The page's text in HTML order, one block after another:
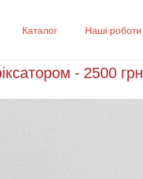
Каталог Наші роботи
- 2500 грн